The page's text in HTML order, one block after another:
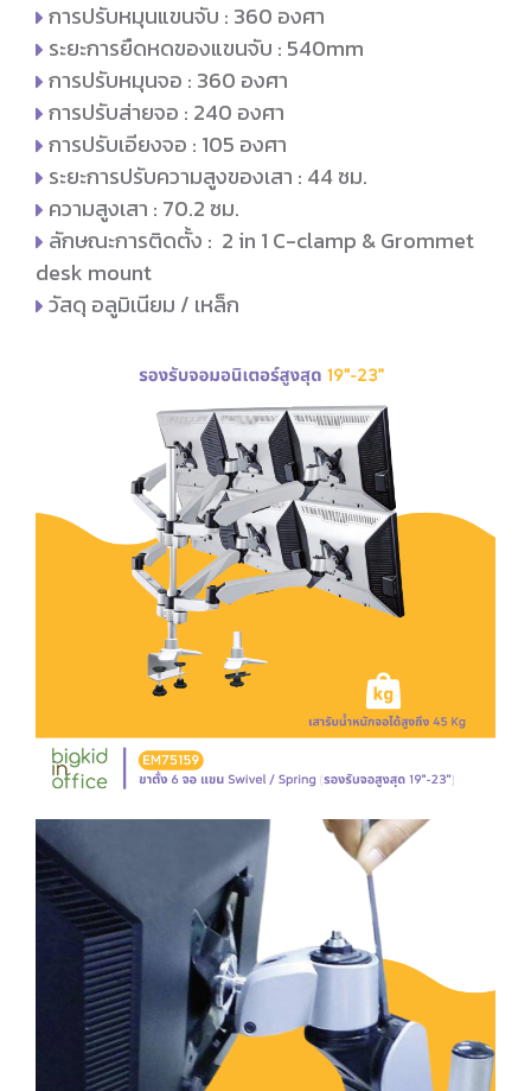
การปรับหมุนแขนจับ : 360 องศา
ระยะการยืดหดของแขนจับ : 540mm
การปรับหมุนจอ : 360 องศา
การปรับส่ายจอ : 240 องศา
การปรับเอียงจอ : 105 องศา
ระยะการปรับความสูงของเสา : 44 ซม.
ความสูงเสา : 70.2 ซม.
ลักษณะการติดตั้ง : 2 in 1 C-clamp & Grommet
desk mount
วัสดุ อลูมิเนียม / เหล็ก